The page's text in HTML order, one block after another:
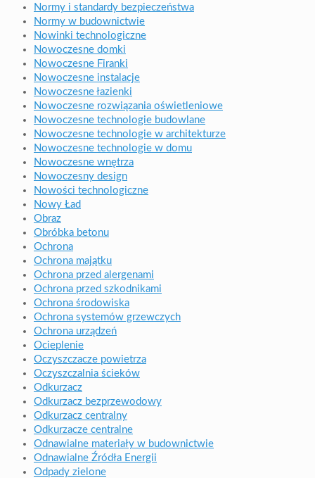
Normy i standardy bezpieczeństwa
Normy w budownictwie
Nowinki technologiczne
Nowoczesne domki
Nowoczesne Firanki
Nowoczesne instalacje
Nowoczesne łazienki
Nowoczesne rozwiązania oświetleniowe
Nowoczesne technologie budowlane
Nowoczesne technologie w architekturze
Nowoczesne technologie w domu
Nowoczesne wnętrza
Nowoczesny design
Nowości technologiczne
Nowy Ład
Obraz
Obróbka betonu
Ochrona
Ochrona majątku
Ochrona przed alergenami
Ochrona przed szkodnikami
Ochrona środowiska
Ochrona systemów grzewczych
Ochrona urządzeń
Ocieplenie
Oczyszczacze powietrza
Oczyszczalnia ścieków
Odkurzacz
Odkurzacz bezprzewodowy
Odkurzacz centralny
Odkurzacze centralne
Odnawialne materiały w budownictwie
Odnawialne Źródła Energii
Odpady zielone